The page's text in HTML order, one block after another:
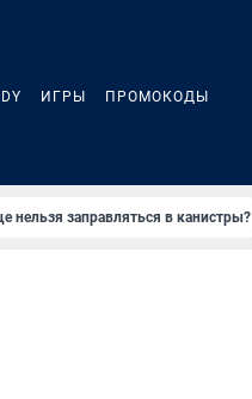
ИГРЫ ПРОМОКОДЫ
нельзя заправляться в канистры?